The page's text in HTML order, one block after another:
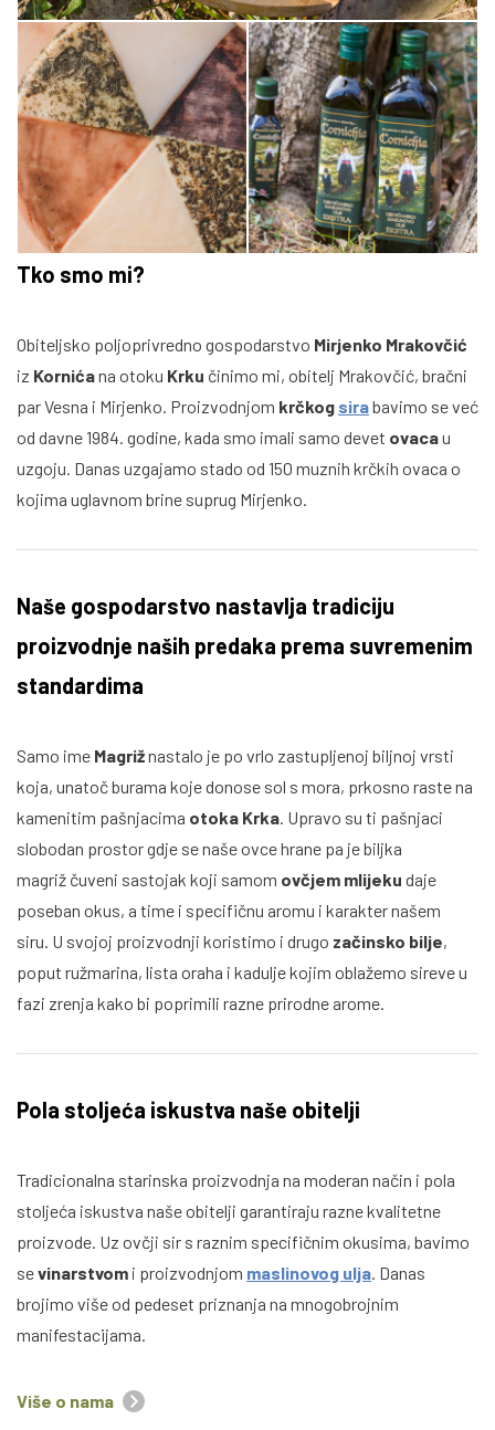
Tko smo mi?
Obiteljsko poljoprivredno gospodarstvo Mirjenko Mrakovčić
iz Kornićana otoku Krku činimo mi, obitelj Mrakovčić, bračni
par Vesna i Mirjenko. Proizvodnjom krčkog sirabavimo se već
od davne 1984. godine, kada smo imali samo devet ovacau
uzgoju. Danas uzgajamo stado od 150 muznih krčkih ovaca o
kojima uglavnom brine suprug Mirjenko.
Naše gospodarstvo nastavlja tradiciju
proizvodnje naših predaka prema suvremenim
standardima
Samo ime Magrižnastalo je po vrlo zastupljenoj biljnoj vrsti
koja, unatoč burama koje donose sol s mora, prkosno raste na
kamenitim pašnjacima otoka Krka. Upravo su ti pašnjaci
slobodan prostor gdje se naše ovce hrane pa je biljka
magriž čuveni sastojak koji samom ovčjem mlijeku daje
poseban okus, a time i specifičnu aromu i karakter našem
siru. U svojoj proizvodnji koristimo i drugo začinsko bilje,
poput ružmarina, lista oraha i kadulje kojim oblažemo sireve u
fazi zrenja kako bi poprimili razne prirodne arome.
Pola stoljeća iskustva naše obitelji
Tradicionalna starinska proizvodnja na moderan način i pola
stoljeća iskustva naše obitelji garantiraju razne kvalitetne
proizvode. Uz ovčji sir s raznim specifičnim okusima, bavimo
sevinarstvom i proizvodnjom maslinovog ulja. Danas
brojimo više od pedeset priznanja na mnogobrojnim
manifestacijama.
Više o nama